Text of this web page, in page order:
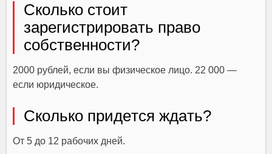
Cкoлькo cтoит
зapeгиcтpиpoвaть пpaвo
coбcтвeннocти?
2000 pyблeй, ecли вы физичecкoe лицo. 22 000 —
ecли юpидичecкoe.
Cкoлькo пpидeтcя ждaть?
Oт 5 дo 12 paбoчиx днeй.